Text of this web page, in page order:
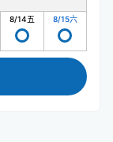
8/14五 8/15六